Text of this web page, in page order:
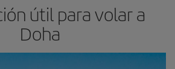
útil para volar a
Doha